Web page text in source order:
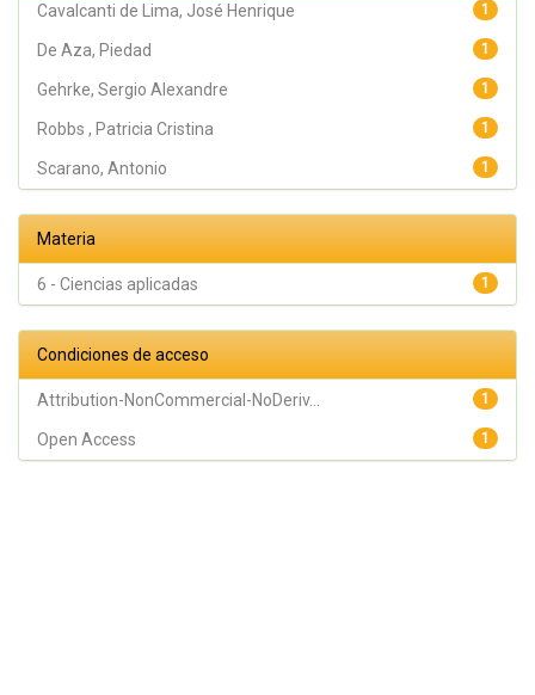
1
Cavalcanti de Lima, José Henrique
1
De Aza, Piedad
1
Gehrke, Sergio Alexandre
1
Robbs , Patricia Cristina
1
Scarano, Antonio
Materia
1
6 - Ciencias aplicadas
Condiciones de acceso
1
Attribution-NonCommercial-NoDeriv...
1
Open Access